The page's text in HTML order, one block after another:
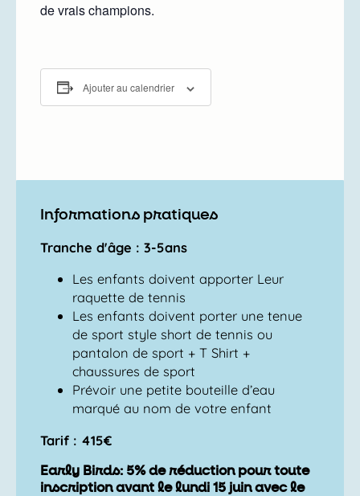
de vrais champions.
Ajouter au calendrier
Informations pratiques
Tranche d'âge : 3-5ans
Les enfants doivent apporter Leur
raquette de tennis
Les enfants doivent porter une tenue
de sport style short de tennis ou
pantalon de sport + T Shirt +
chaussures de sport
Prévoir une petite bouteille d’eau
marqué au nom de votre enfant
Tarif : 415€
Early Birds: 5% de réduction pour toute
inscription avant le lundi 15 juin avec le